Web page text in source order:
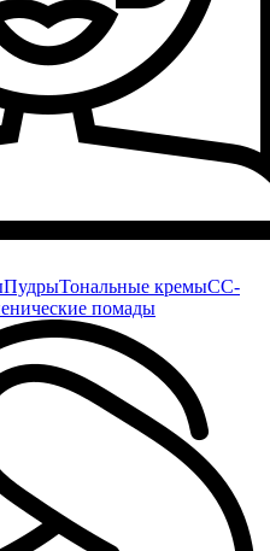
ПудрыТональные кремыCC-
помады